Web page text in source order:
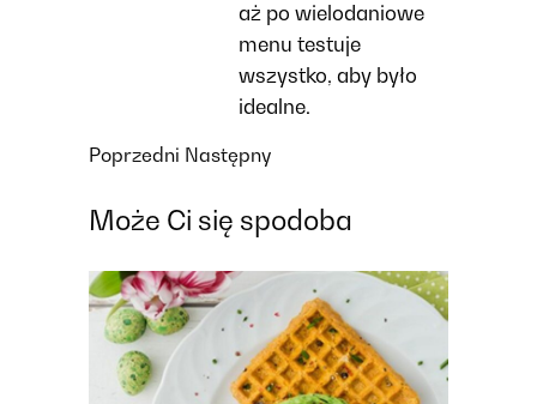
aż po wielodaniowe
menu testuje
wszystko, aby było
idealne.
Poprzedni Następny
Może Ci się spodoba